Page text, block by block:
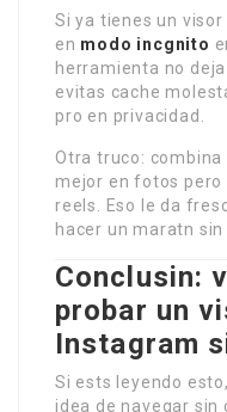
Si ya tienes un
en modo incgnito
herramienta no
evitas cache
pro en privacidad.
Otra truco: combina
mejor en fotos
reels. Eso le da
hacer un maratn sin
Conclusin:
probar un
Instagram
Si ests leyendo
idea de navegar sin